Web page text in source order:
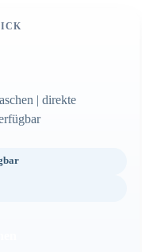
| direkte